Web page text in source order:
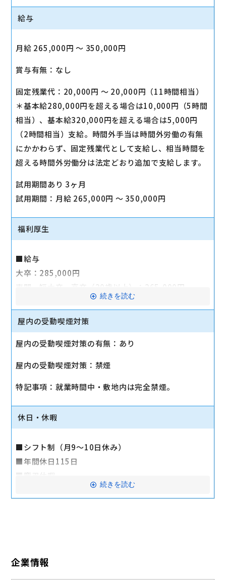
給与
月給 265,000円 〜 350,000円
賞与有無：なし
固定残業代：20,000円 〜 20,000円（11時間相当）
＊基本給280,000円を超える場合は10,000円（5時間
相当）、基本給320,000円を超える場合は5,000円
（2時間相当）支給。時間外手当は時間外労働の有無
にかかわらず、固定残業代として支給し、相当時間を
超える時間外労働分は法定どおり追加で支給します。
試用期間あり 3ヶ月
試用期間：月給 265,000円 〜 350,000円
福利厚生
■給与
大卒：285,000円
専門、短大卒、高卒（20歳以上）：265,000円
高卒（19歳以下）：選考にて決定
■交通費全額支給（月10万円まで）
■制服貸与
模擬試験等のサポートを実施。資格取得後は手当を
支給（8,000円～64,000円/月）
■持株制度《(株)ノジマ》
■社員旅行（毎年1月、2月に実施）
■リフレッシュ旅行社員割引制度
・リテールマーケティング（販売士）
続きを読む
屋内の受動喫煙対策
屋内の受動喫煙対策の有無：あり
屋内の受動喫煙対策：禁煙
特記事項：就業時間中・敷地内は完全禁煙。
休日・休暇
■シフト制（月9～10日休み）
■年間休日115日
■慶弔休暇
続きを読む
企業情報